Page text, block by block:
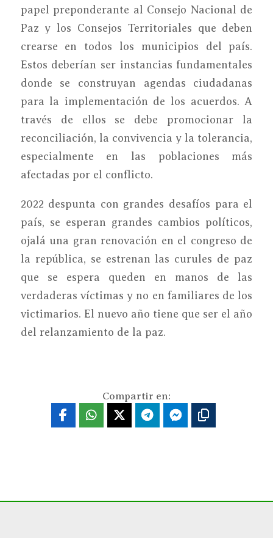
papel preponderante al Consejo Nacional de
Paz y los Consejos Territoriales que deben
crearse en todos los municipios del país.
Estos deberían ser instancias fundamentales
donde se construyan agendas ciudadanas
para la implementación de los acuerdos. A
través de ellos se debe promocionar la
reconciliación, la convivencia y la tolerancia,
especialmente en las poblaciones más
afectadas por el conflicto.
2022 despunta con grandes desafíos para el
país, se esperan grandes cambios políticos,
ojalá una gran renovación en el congreso de
la república, se estrenan las curules de paz
que se espera queden en manos de las
verdaderas víctimas y no en familiares de los
victimarios. El nuevo año tiene que ser el año
del relanzamiento de la paz.
Compartir en: